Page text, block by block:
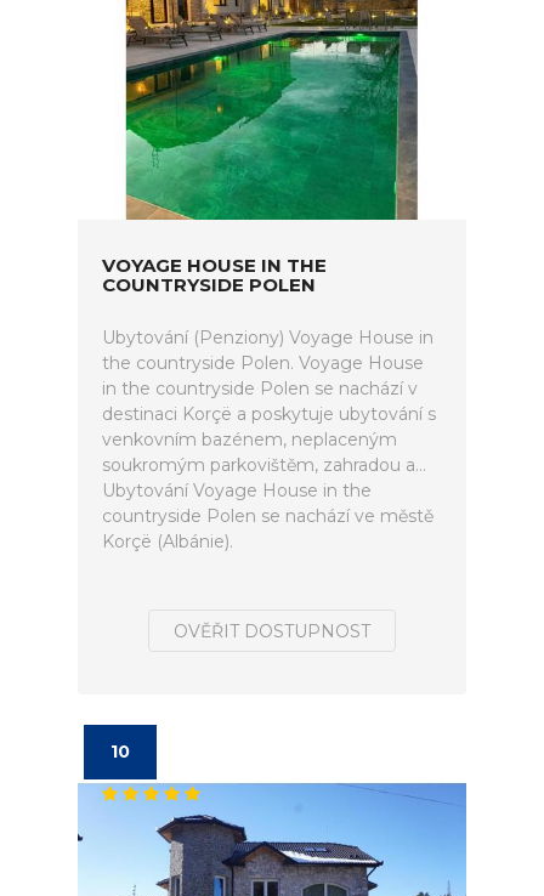
VOYAGE HOUSE IN THE
COUNTRYSIDE POLEN
Ubytování (Penziony) Voyage House in
the countryside Polen. Voyage House
in the countryside Polen se nachází v
destinaci Korçë a poskytuje ubytování s
venkovním bazénem, neplaceným
soukromým parkovištěm, zahradou a...
Ubytování Voyage House in the
countryside Polen se nachází ve městě
Korçë (Albánie).
OVĚŘIT DOSTUPNOST
10